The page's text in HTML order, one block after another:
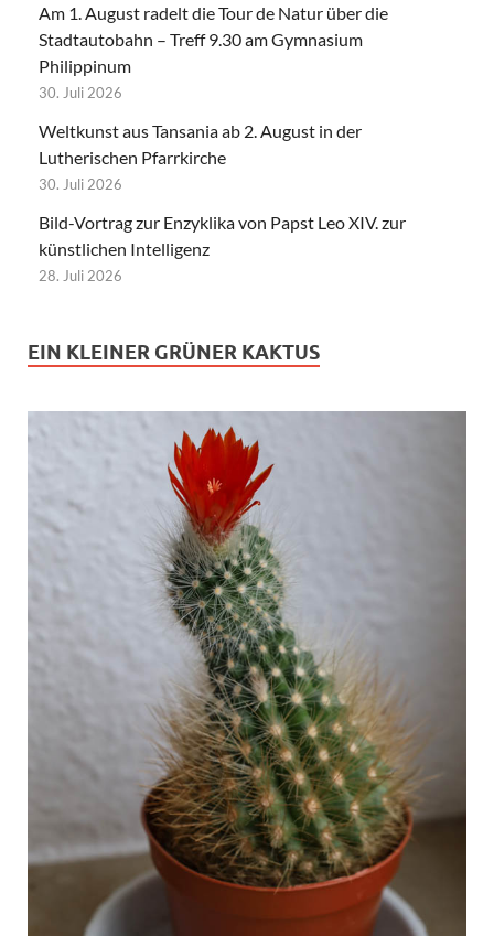
Am 1. August radelt die Tour de Natur über die
Stadtautobahn – Treff 9.30 am Gymnasium
Philippinum
30. Juli 2026
Weltkunst aus Tansania ab 2. August in der
Lutherischen Pfarrkirche
30. Juli 2026
Bild-Vortrag zur Enzyklika von Papst Leo XIV. zur
künstlichen Intelligenz
28. Juli 2026
EIN KLEINER GRÜNER KAKTUS